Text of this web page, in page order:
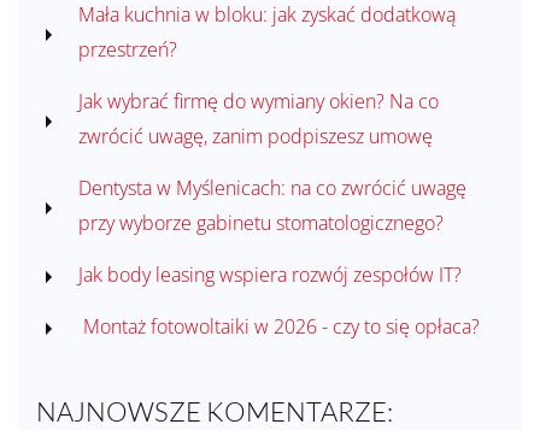
Mała kuchnia w bloku: jak zyskać dodatkową
przestrzeń?
Jak wybrać firmę do wymiany okien? Na co
zwrócić uwagę, zanim podpiszesz umowę
Dentysta w Myślenicach: na co zwrócić uwagę
przy wyborze gabinetu stomatologicznego?
Jak body leasing wspiera rozwój zespołów IT?
Montaż fotowoltaiki w 2026 - czy to się opłaca?
NAJNOWSZE KOMENTARZE: